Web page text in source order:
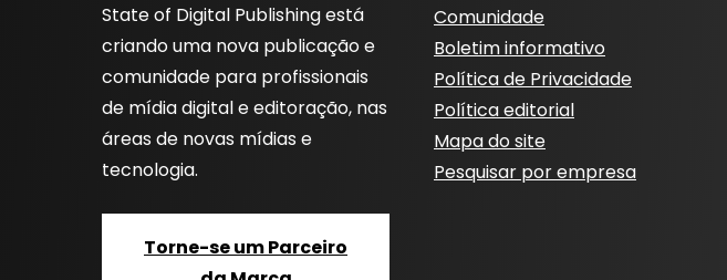
State of Digital Publishing está
criando uma nova publicação e
comunidade para profissionais
de mídia digital e editoração, nas
áreas de novas mídias e
tecnologia.
Torne-se um Parceiro
Comunidade
Boletim informativo
Política de Privacidade
Política editorial
Mapa do site
Pesquisar por empresa